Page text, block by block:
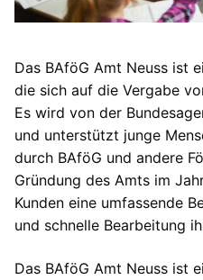
Das BAföG Amt Neuss ist
die sich auf die Vergabe
Es wird von der
und unterstützt junge
durch BAföG und andere
Gründung des Amts im
Kunden eine umfassende
und schnelle Bearbeitung
Das BAföG Amt Neuss ist